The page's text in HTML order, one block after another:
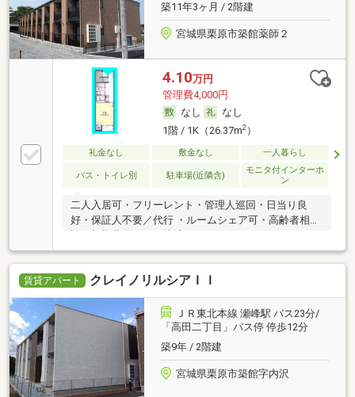
築11年3ヶ月 / 2階建
宮城県栗原市築館薬師２
4.10万円
管理費4,000円
なし
なし
1階 / 1K（26.37m2）
礼金なし 敷金なし 一人暮らし
バス・トイレ別 駐車場(近隣含)
モニタ付インターホ
ン
二人入居可・フリーレント・管理人巡回・日当り良
好・保証人不要／代行 ・ルームシェア可・高齢者相
賃貸アパート クレイノリルシアＩＩ
ＪＲ東北本線 瀬峰駅 バス23分/
「高田二丁目」バス停 停歩12分
築9年 / 2階建
宮城県栗原市築館字内沢